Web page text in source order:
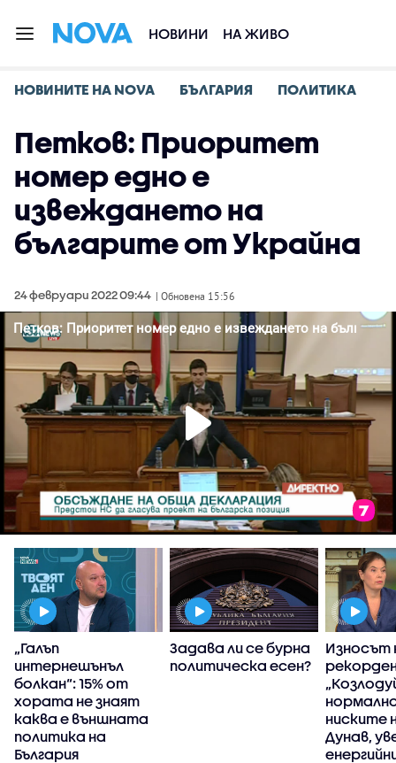
НОВИНИ НА ЖИВО
НОВИНИТЕ НА NOVA БЪЛГАРИЯ ПОЛИТИКА
Петков: Приоритет
номер едно е
извеждането на
българите от Украйна
24 февруари 2022 09:44 | Обновена 15:56
„Галъп
интернешънъл
болкан“: 15% от
хората не знаят
каква е външната
политика на
България
Задава ли се бурна
политическа есен?
Износът
ниските
Дунав,